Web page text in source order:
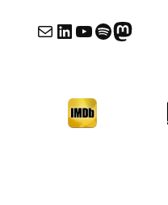
E-mail LinkedIn YouTube Spotify Mastodon